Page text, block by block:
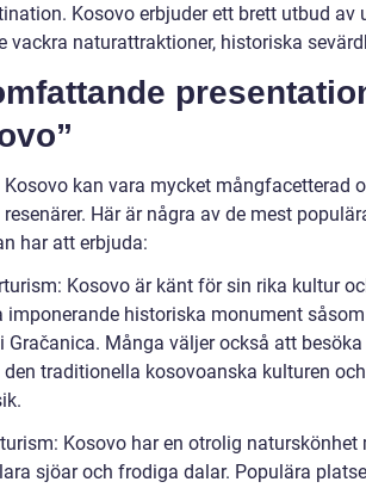
Kosovo erbjuder ett brett utbud av
vackra naturattraktioner, historiska
Kosovo kan vara mycket mångfacetterad
Här är några av de mest
har att erbjuda:
Kosovo är känt för sin rika kultur
imponerande historiska monument
Gračanica. Många väljer också att
den traditionella kosovoanska kulturen
Kosovo har en otrolig naturskönhet
sjöar och frodiga dalar. Populära